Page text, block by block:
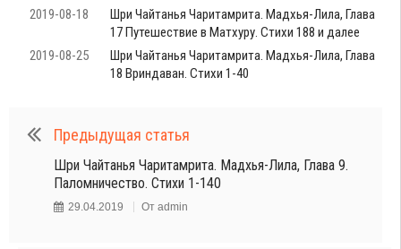
2019-08-18
Шри Чайтанья Чаритамрита. Мадхья-Лила, Глава
17 Путешествие в Матхуру. Стихи 188 и далее
2019-08-25
Шри Чайтанья Чаритамрита. Мадхья-Лила, Глава
18 Вриндаван. Стихи 1-40
Предыдущая статья
Шри Чайтанья Чаритамрита. Мадхья-Лила, Глава 9.
Паломничество. Стихи 1-140
29.04.2019 От admin